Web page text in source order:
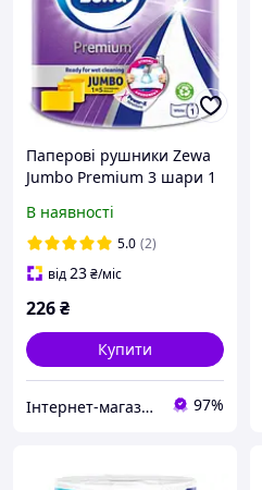
Паперові рушники Zewa
Jumbo Premium 3 шари 1
В наявності
5.0 (2)
від23₴/міс
226₴
Купити
Інтернет-магазин підгузників та побутової хімії VIKI Home 97%